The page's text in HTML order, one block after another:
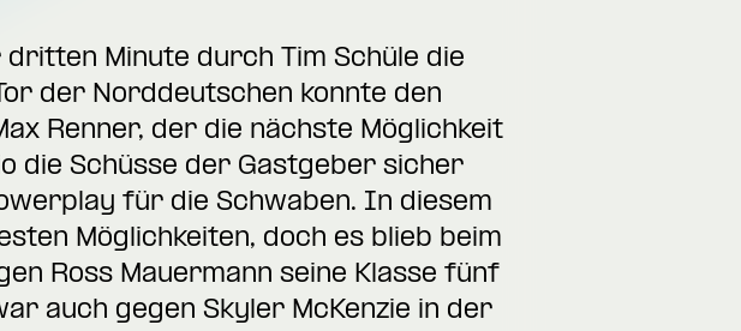
Minute durch Tim Schüle die
der Norddeutschen konnte den
Renner, der die nächste Möglichkeit
die Schüsse der Gastgeber sicher
für die Schwaben. In diesem
Möglichkeiten, doch es blieb beim
Ross Mauermann seine Klasse fünf
auch gegen Skyler McKenzie in der